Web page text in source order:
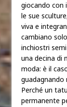
giocando con
le sue
viva e
cambiano
inchiostri
una decina di
moda: è il
guadagnando
Perché un
permanente